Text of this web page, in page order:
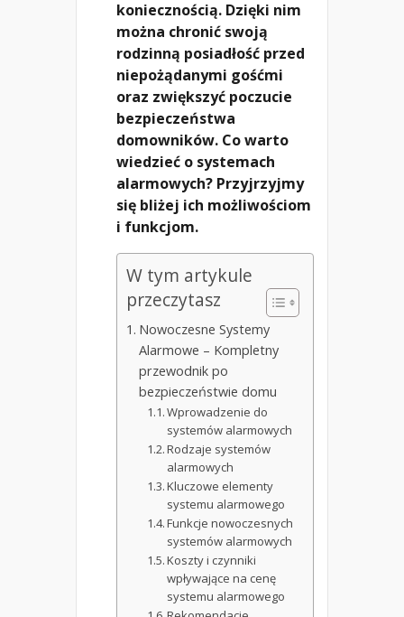
koniecznością. Dzięki nim
można chronić swoją
rodzinną posiadłość przed
niepożądanymi gośćmi
oraz zwiększyć poczucie
bezpieczeństwa
domowników. Co warto
wiedzieć o systemach
alarmowych? Przyjrzyjmy
się bliżej ich możliwościom
i funkcjom.
W tym artykule
przeczytasz
Nowoczesne Systemy
Alarmowe – Kompletny
przewodnik po
bezpieczeństwie domu
Wprowadzenie do
systemów alarmowych
Rodzaje systemów
alarmowych
Kluczowe elementy
systemu alarmowego
Funkcje nowoczesnych
systemów alarmowych
Koszty i czynniki
wpływające na cenę
systemu alarmowego